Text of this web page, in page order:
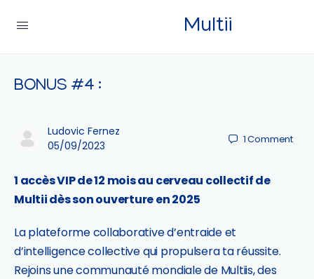
Multii
BONUS #4 :
Ludovic Fernez
05/09/2023
1Comment
1 accès VIP de 12 mois au cerveau collectif de
Multii dès son ouverture en 2025
La plateforme collaborative d’entraide et
d’intelligence collective qui propulsera ta réussite.
Rejoins une communauté mondiale de Multiis, des